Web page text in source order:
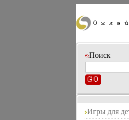
Поиск
Игры для